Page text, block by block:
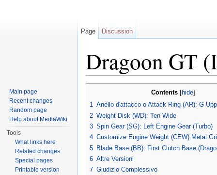
Dragoon GT
Contents hide
1 Anello d'attacco o Attack Ring (AR): G
2 Weight Disk (WD): Ten Wide
3 Spin Gear (SG): Left Engine Gear (Turbo)
4 Customize Engine Weight (CEW):Metal
5 Blade Base (BB): First Clutch Base
6 Altre Versioni
7 Giudizio Complessivo
Page Discussion
Main page
Recent changes
Random page
Help about MediaWiki
Tools
What links here
Related changes
Special pages
Printable version